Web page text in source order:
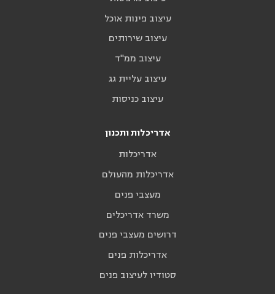
עיצוב פינות אוכל
עיצוב שירותים
עיצוב ממ"ד
עיצוב עליית גג
עיצוב כניסות
אדריכלות ותכנון
אדריכלות
אדריכלות מהעולם
מעצבי פנים
משרד אדריכלים
דרושים מעצבי פנים
אדריכלות פנים
סטודיו לעיצוב פנים